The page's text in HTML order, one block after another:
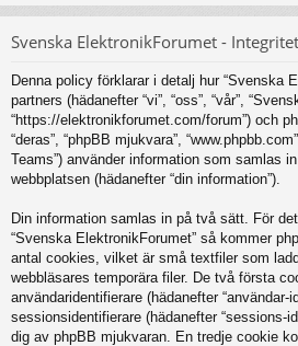
ar
Svenska ElektronikForumet -
Denna policy förklarar i detalj hur “Svenska
partners (hädanefter “vi”, “oss”, “vår”,
“https://elektronikforumet.com/forum”) och
“deras”, “phpBB mjukvara”,
Teams”) använder information som samlas
webbplatsen (hädanefter “din information”).
Din information samlas in på två sätt. För
“Svenska ElektronikForumet” så kommer
antal cookies, vilket är små textfiler som
webbläsares temporära filer. De två första
användaridentifierare (hädanefter “användar-
sessionsidentifierare (hädanefter “sessions-
dig av phpBB mjukvaran. En tredje cookie